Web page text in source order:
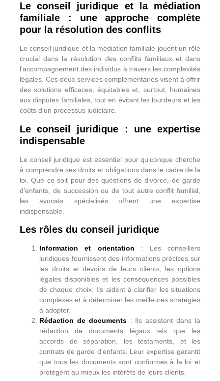
Le conseil juridique et la médiation
familiale : une approche complète
pour la résolution des conflits
Le conseil juridique et la médiation familiale jouent un rôle
crucial dans la résolution des conflits familiaux et dans
l’accompagnement des individus à travers les complexités
légales. Ces deux services complémentaires visent à offrir
des solutions efficaces, équitables et, surtout, humaines
aux disputes familiales, tout en évitant les lourdeurs et les
coûts d’un processus judiciaire.
Le conseil juridique : une expertise
indispensable
Le conseil juridique est essentiel pour quiconque cherche
à comprendre ses droits et obligations dans le cadre de la
loi. Que ce soit pour des questions de divorce, de garde
d’enfants, de succession ou de tout autre conflit familial,
les avocats spécialisés offrent une expertise
indispensable.
Les rôles du conseil juridique
Information et orientation : Les conseillers
juridiques fournissent des informations précises sur
les droits et devoirs de leurs clients, les options
légales disponibles et les conséquences possibles
de chaque choix. Ils aident à clarifier les situations
complexes et à déterminer les meilleures stratégies
à adopter.
Rédaction de documents: Ils assistent dans la
rédaction de documents légaux tels que les
accords de séparation, les testaments, et les
contrats de garde d’enfants. Leur expertise garantit
que tous les documents sont conformes à la loi et
protègent au mieux les intérêts de leurs clients.